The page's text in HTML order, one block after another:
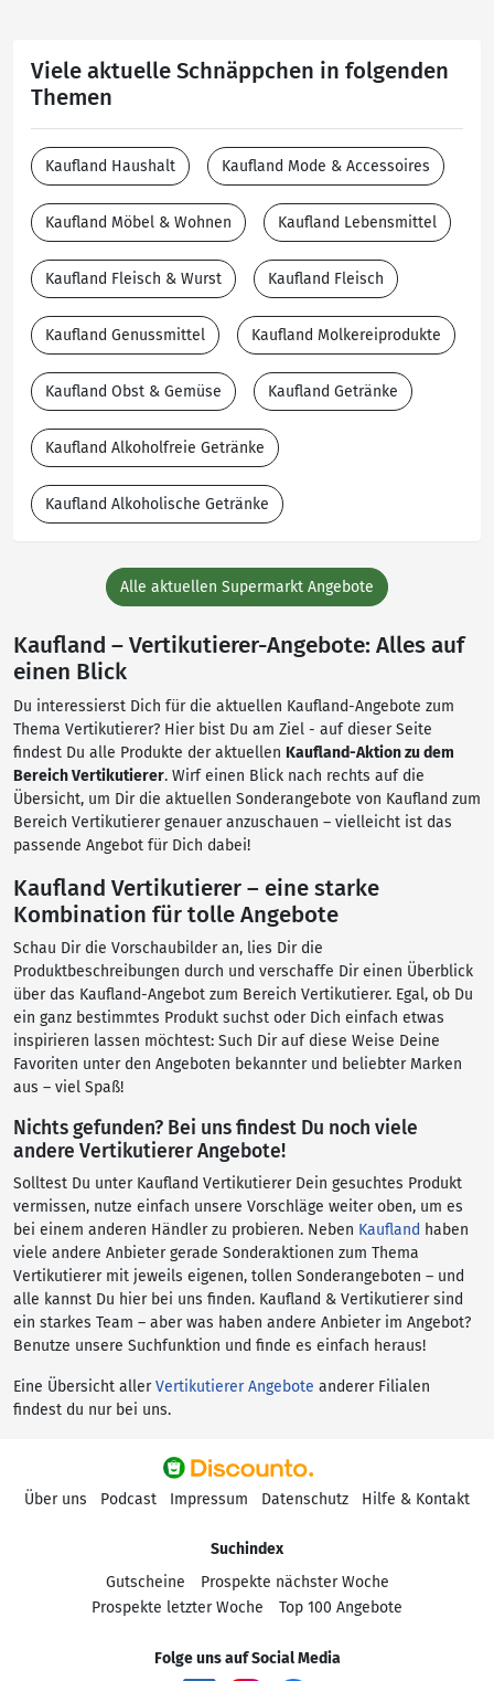
Viele aktuelle Schnäppchen in folgenden
Themen
Kaufland Haushalt Kaufland Mode & Accessoires
Kaufland Möbel & Wohnen Kaufland Lebensmittel
Kaufland Fleisch & Wurst Kaufland Fleisch
Kaufland Genussmittel Kaufland Molkereiprodukte
Kaufland Obst & Gemüse Kaufland Getränke
Kaufland Alkoholfreie Getränke
Kaufland Alkoholische Getränke
Alle aktuellen Supermarkt Angebote
Kaufland – Vertikutierer-Angebote: Alles auf
einen Blick
Du interessierst Dich für die aktuellen Kaufland-Angebote zum
Thema Vertikutierer? Hier bist Du am Ziel - auf dieser Seite
findest Du alle Produkte der aktuellen Kaufland-Aktion zu dem
Bereich Vertikutierer. Wirf einen Blick nach rechts auf die
Übersicht, um Dir die aktuellen Sonderangebote von Kaufland zum
Bereich Vertikutierer genauer anzuschauen – vielleicht ist das
passende Angebot für Dich dabei!
Kaufland Vertikutierer – eine starke
Kombination für tolle Angebote
Schau Dir die Vorschaubilder an, lies Dir die
Produktbeschreibungen durch und verschaffe Dir einen Überblick
über das Kaufland-Angebot zum Bereich Vertikutierer. Egal, ob Du
ein ganz bestimmtes Produkt suchst oder Dich einfach etwas
inspirieren lassen möchtest: Such Dir auf diese Weise Deine
Favoriten unter den Angeboten bekannter und beliebter Marken
aus – viel Spaß!
Nichts gefunden? Bei uns findest Du noch viele
andere Vertikutierer Angebote!
Solltest Du unter Kaufland Vertikutierer Dein gesuchtes Produkt
vermissen, nutze einfach unsere Vorschläge weiter oben, um es
bei einem anderen Händler zu probieren. Neben Kaufland haben
viele andere Anbieter gerade Sonderaktionen zum Thema
Vertikutierer mit jeweils eigenen, tollen Sonderangeboten – und
alle kannst Du hier bei uns finden. Kaufland & Vertikutierer sind
ein starkes Team – aber was haben andere Anbieter im Angebot?
Benutze unsere Suchfunktion und finde es einfach heraus!
Eine Übersicht allerVertikutierer Angebote anderer Filialen
findest du nur bei uns.
Über uns Podcast Impressum Datenschutz Hilfe & Kontakt
Suchindex
Gutscheine
Prospekte nächster Woche
Prospekte letzter Woche
Top 100 Angebote
Folge uns auf Social Media